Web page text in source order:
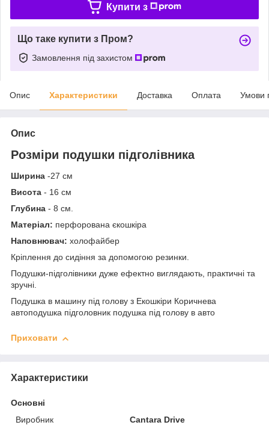
Купити з
Що таке купити з Пром?
Замовлення під захистом
Опис Характеристики Доставка Оплата Умови
Опис
Розміри подушки підголівника
Ширина -27 см
Висота - 16 см
Глубина - 8 см.
Матеріал: перфорована єкошкіра
Наповнювач: холофайбер
Кріплення до сидіння за допомогою резинки.
Подушки-підголівники дуже ефектно виглядають, практичні та
зручні.
Подушка в машину під голову з Екошкіри Коричнева
автоподушка підголовник подушка під голову в авто
Приховати
Характеристики
Основні
Виробник
Cantara Drive